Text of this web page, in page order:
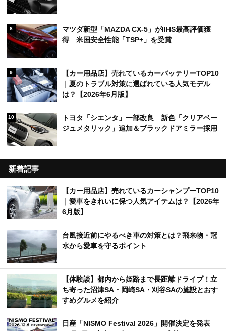
8
マツダ新型「MAZDA CX-5」がIIHS最高評価獲
得 米国安全性能「TSP+」を受賞
9
【カー用品店】売れているカーバッテリーTOP10
｜夏のトラブル対策に選ばれている人気モデル
は？【2026年6月版】
10
トヨタ「シエンタ」一部改良 新色「クリアベー
ジュメタリック」追加＆ブラックドアミラー採用
新着記事
【カー用品店】売れているカーシャンプーTOP10
｜愛車をきれいに保つ人気アイテムは？【2026年
6月版】
台風接近前にやるべき車の対策とは？飛来物・冠
水から愛車を守るポイント
【体験談】都内から姫路まで長距離ドライブ！立
ち寄った沼津SA・岡崎SA・刈谷SAの施設とおす
すめグルメを紹介
日産「NISMO Festival 2026」開催決定を発表